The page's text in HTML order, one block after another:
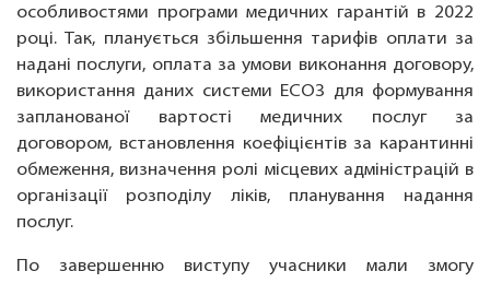
особливостями програми медичних гарантій в 2022
році. Так, планується збільшення тарифів оплати за
надані послуги, оплата за умови виконання договору,
використання даних системи ЕСОЗ для формування
запланованої вартості медичних послуг за
договором, встановлення коефіцієнтів за карантинні
обмеження, визначення ролі місцевих адміністрацій в
організації розподілу ліків, планування надання
послуг.
По завершенню виступу учасники мали змогу